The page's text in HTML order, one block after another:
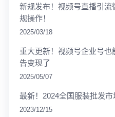
新规发布！视频号直播引
规操作！
2025/03/18
重大更新！视频号企业号
告变现了
2025/05/07
最新！2024全国服装批发市
2023/12/15